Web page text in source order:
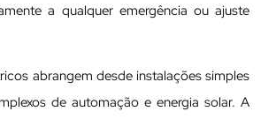
a qualquer emergência ou ajuste
abrangem desde instalações simples
de automação e energia solar. A